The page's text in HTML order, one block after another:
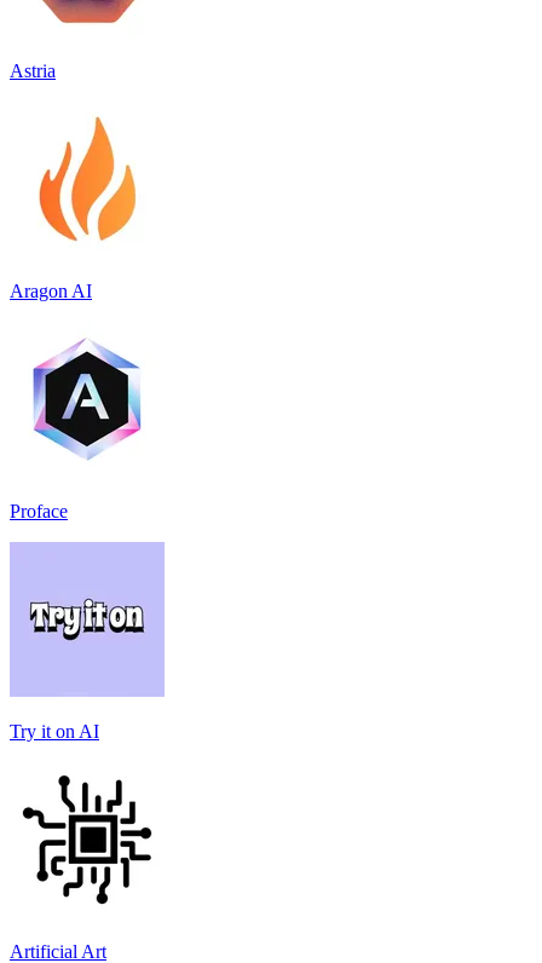
Astria
Aragon AI
Proface
Try it on AI
Artificial Art